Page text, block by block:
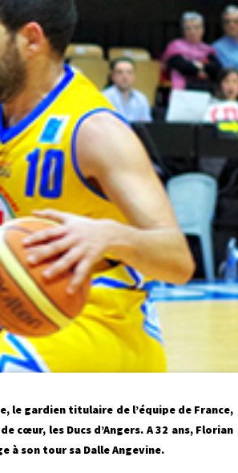
le gardien titulaire de l’équipe de France,
cœur, les Ducs d’Angers. A 32 ans, Florian
à son tour sa Dalle Angevine.